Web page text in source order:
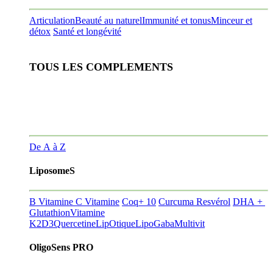
ArticulationBeauté au naturelImmunité et tonusMinceur et
détox Santé et longévité
TOUS LES COMPLEMENTS
De A à Z
LiposomeS
B Vitamine C Vitamine Coq+ 10 Curcuma Resvérol DHA +
GlutathionVitamine
K2D3QuercetineLipOtiqueLipoGabaMultivit
OligoSens PRO